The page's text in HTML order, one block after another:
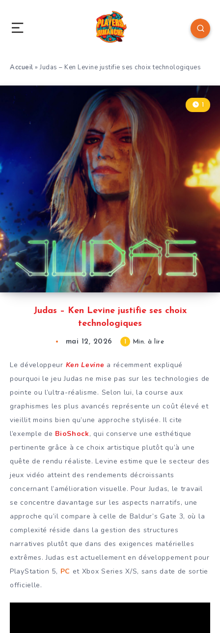
Accueil »Judas – Ken Levine justifie ses choix technologiques
Judas – Ken Levine justifie ses choix
technologiques
1
mai 12, 2026 1 Min. à lire
Le développeur Ken Levine a récemment expliqué
pourquoi le jeu Judas ne mise pas sur les technologies de
pointe ou l’ultra-réalisme. Selon lui, la course aux
graphismes les plus avancés représente un coût élevé et
vieillit moins bien qu’une approche stylisée. Il cite
l’exemple de BioShock, qui conserve une esthétique
pertinente grâce à ce choix artistique plutôt qu’à une
quête de rendu réaliste. Levine estime que le secteur des
jeux vidéo atteint des rendements décroissants
concernant l’amélioration visuelle. Pour Judas, le travail
se concentre davantage sur les aspects narratifs, une
approche qu’il compare à celle de Baldur’s Gate 3, où la
complexité réside dans la gestion des structures
narratives plutôt que dans des exigences matérielles
extrêmes. Judas est actuellement en développement pour
PlayStation 5, PC et Xbox Series X/S, sans date de sortie
officielle.